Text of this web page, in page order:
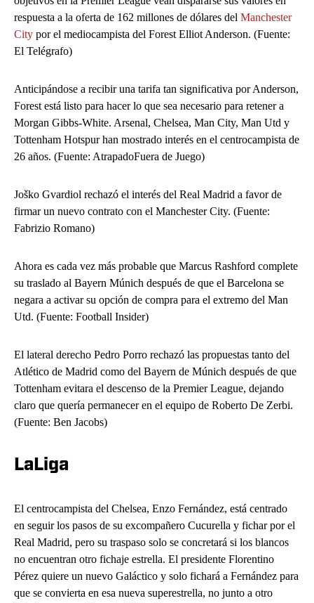
respuesta a la oferta de 162 millones de dólares del Manchester
City por el mediocampista del Forest Elliot Anderson. (Fuente:
El Telégrafo)
Anticipándose a recibir una tarifa tan significativa por Anderson,
Forest está listo para hacer lo que sea necesario para retener a
Morgan Gibbs-White. Arsenal, Chelsea, Man City, Man Utd y
Tottenham Hotspur han mostrado interés en el centrocampista de
26 años. (Fuente: AtrapadoFuera de Juego)
Joško Gvardiol rechazó el interés del Real Madrid a favor de
firmar un nuevo contrato con el Manchester City. (Fuente:
Fabrizio Romano)
Ahora es cada vez más probable que Marcus Rashford complete
su traslado al Bayern Múnich después de que el Barcelona se
negara a activar su opción de compra para el extremo del Man
Utd. (Fuente: Football Insider)
El lateral derecho Pedro Porro rechazó las propuestas tanto del
Atlético de Madrid como del Bayern de Múnich después de que
Tottenham evitara el descenso de la Premier League, dejando
claro que quería permanecer en el equipo de Roberto De Zerbi.
(Fuente: Ben Jacobs)
LaLiga
El centrocampista del Chelsea, Enzo Fernández, está centrado
en seguir los pasos de su excompañero Cucurella y fichar por el
Real Madrid, pero su traspaso solo se concretará si los blancos
no encuentran otro fichaje estrella. El presidente Florentino
Pérez quiere un nuevo Galáctico y solo fichará a Fernández para
que se convierta en esa nueva superestrella, no junto a otro